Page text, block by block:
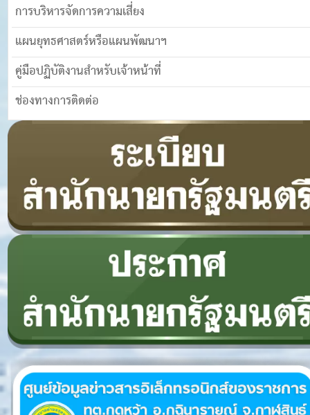
การบริหารจัดการความเสี่ยง
แผนยุทธศาสตร์หรือแผนพัฒนาฯ
คู่มือปฏิบัติงานสำหรับเจ้าหน้าที่
ช่องทางการติดต่อ